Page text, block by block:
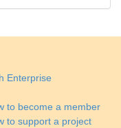
Enterprise
to become a member
to support a project